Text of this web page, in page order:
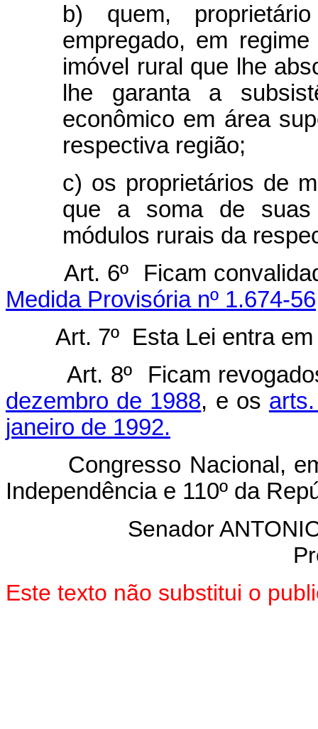
b) quem,
empregado, em
imóvel rural que lhe
lhe garanta a
econômico em área
respectiva região;
c) os proprietários de
que a soma de
módulos rurais da
Art. 6º Ficam
Medida Provisória nº 1.674-
Art. 7º Esta Lei entra em
Art. 8º Ficam
dezembro de 1988, e os
janeiro de 1992.
Congresso Nacional, em
Independência e 110º da
Senador
Este texto não substitui o